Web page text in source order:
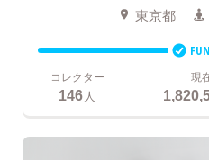
東京都
コレクター
146人
現